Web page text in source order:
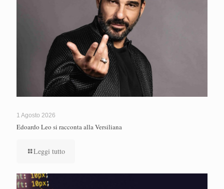
1 Agosto 2026
Edoardo Leo si racconta alla Versiliana
Leggi tutto